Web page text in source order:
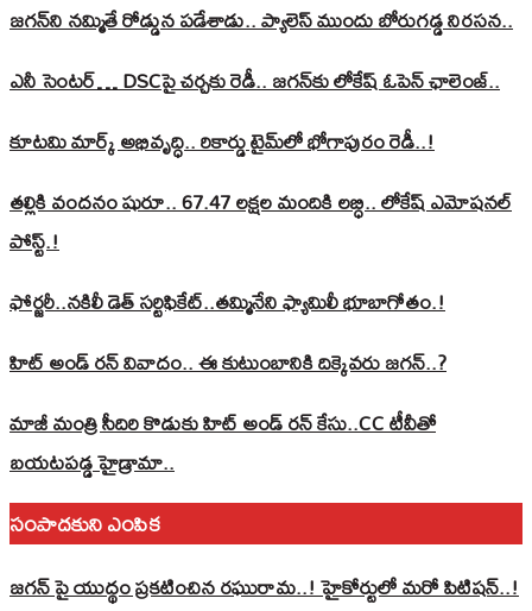
జగన్‌ని నమ్మితే రోడ్డున పడేశాడు.. ప్యాలెస్‌ ముందు బోరుగడ్డ నిరసన..
ఎనీ సెంటర్‌… DSCపై చర్చకు రెడీ.. జగన్‌కు లోకేష్‌ ఓపెన్ ఛాలెంజ్..
కూటమి మార్క్ అభివృద్ధి.. రికార్డు టైమ్‌లో భోగాపురం రెడీ..!
తల్లికి వందనం షురూ.. 67.47 లక్షల మందికి లబ్ధి.. లోకేష్‌ ఎమోషనల్
పోస్ట్‌.!
ఫోర్జరీ..నకిలీ డెత్ సర్టిఫికేట్..తమ్మినేని ఫ్యామిలీ భూబాగోతం.!
హిట్ అండ్ రన్ వివాదం.. ఈ కుటుంబానికి దిక్కెవరు జగన్..?
మాజీ మంత్రి సీదిరి కొడుకు హిట్ అండ్ రన్ కేసు..CC టీవీతో
బయటపడ్డ హైడ్రామా..
సంపాదకుని ఎంపిక
జగన్ పై యుద్థం ప్రకటించిన రఘురామ..! హైకోర్టులో మరో పిటిషన్..!